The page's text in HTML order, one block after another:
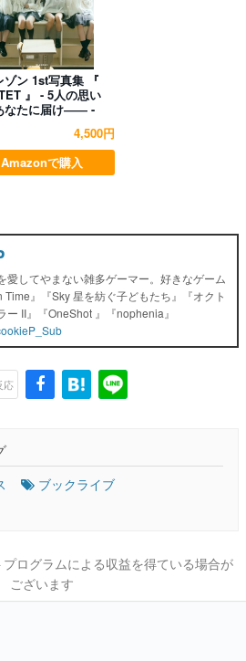
ゾン 1st写真集 『
』 - 5人の思い
なたに届け―― -
4,500円
Amazonで購入
愛してやまない雑多ゲーマー。好きなゲーム
Time』『Sky 星を紡ぐ子どもたち』『オクト
ー II』『OneShot 』『nophenia』
応
ブックライブ
ログラムによる収益を得ている場合が
ございます